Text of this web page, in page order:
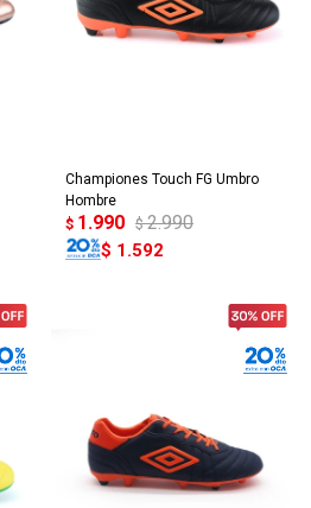
Championes Touch FG Umbro
Hombre
$ 1.990 $ 2.990
$ 1.592